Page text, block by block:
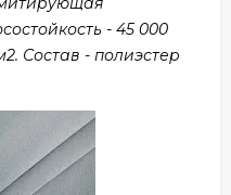
- 45 000
Состав - полиэстер